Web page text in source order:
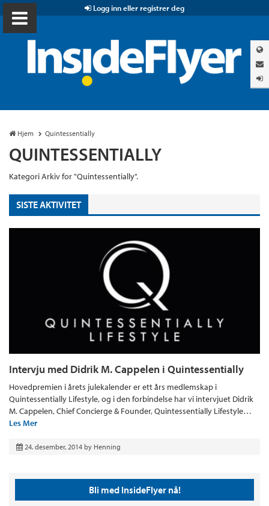
Logg inn eller registrer deg
Hjem Quintessentially
QUINTESSENTIALLY
Kategori Arkiv for "Quintessentially".
SISTE AKTIVITET
Intervju med Didrik M. Cappelen i Quintessentially
Hovedpremien i årets julekalender er ett års medlemskap i
Quintessentially Lifestyle, og i den forbindelse har vi intervjuet Didrik
M. Cappelen, Chief Concierge & Founder, Quintessentially Lifestyle…
Les Mer
24. desember, 2014 by Henning
Bli med InsideFlyer nå!